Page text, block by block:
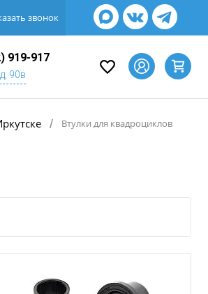
звонок
919-917
90в
/ Втулки для квадроциклов